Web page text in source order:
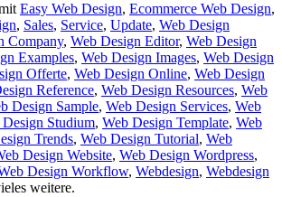
Easy Web Design, Ecommerce Web Design,
, Sales, Service, Update, Web Design
Company, Web Design Editor, Web Design
Examples, Web Design Images, Web Design
Offerte, Web Design Online, Web Design
Reference, Web Design Resources, Web
Design Sample, Web Design Services, Web
Design Studium, Web Design Template, Web
Trends, Web Design Tutorial, Web
Design Website, Web Design Wordpress,
Design Workflow, Webdesign, Webdesign
weitere.